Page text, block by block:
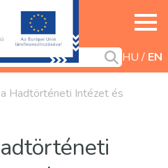
HU EN
Hadtörténeti Intézet és